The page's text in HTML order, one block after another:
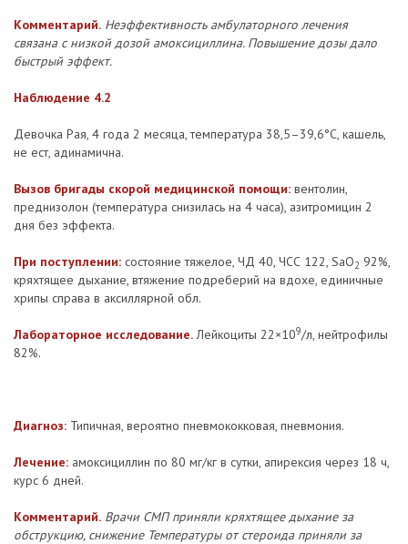
Комментарий. Неэффективность амбулаторного лечения
связана с низкой дозой амоксициллина. Повышение дозы дало
быстрый эффект.
Наблюдение 4.2
Девочка Рая, 4 года 2 месяца, температура 38,5–39,6°С, кашель,
не ест, адинамична.
Вызов бригады скорой медицинской помощи: вентолин,
преднизолон (температура снизилась на 4 часа), азитромицин 2
дня без эффекта.
При поступлении: состояние тяжелое, ЧД 40, ЧСС 122, SaO2 92%,
кряхтящее дыхание, втяжение подреберий на вдохе, единичные
хрипы справа в аксиллярной обл.
Лабораторное исследование.Лейкоциты 22×109/л, нейтрофилы
82%.
Диагноз: Типичная, вероятно пневмококковая, пневмония.
Лечение: амоксициллин по 80 мг/кг в сутки, апирексия через 18 ч,
курс 6 дней.
Комментарий. Врачи СМП приняли кряхтящее дыхание за
обструкцию, снижение Температуры от стероида приняли за